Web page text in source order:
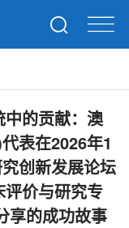
的贡献：澳
表在2026年1
创新发展论坛
价与研究专
享的成功故事